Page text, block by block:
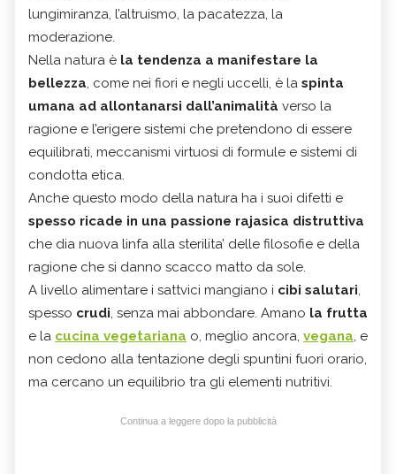
lungimiranza, l’altruismo, la pacatezza, la
moderazione.
Nella natura è la tendenza a manifestare la
bellezza, come nei fiori e negli uccelli, è la spinta
umana ad allontanarsi dall’animalità verso la
ragione e l’erigere sistemi che pretendono di essere
equilibrati, meccanismi virtuosi di formule e sistemi di
condotta etica.
Anche questo modo della natura ha i suoi difetti e
spesso ricade in una passione rajasica distruttiva
che dia nuova linfa alla sterilita’ delle filosofie e della
ragione che si danno scacco matto da sole.
A livello alimentare i sattvici mangiano i cibi salutari,
spesso crudi, senza mai abbondare. Amano la frutta
e la cucina vegetariana o, meglio ancora, vegana, e
non cedono alla tentazione degli spuntini fuori orario,
ma cercano un equilibrio tra gli elementi nutritivi.
Continua a leggere dopo la pubblicità